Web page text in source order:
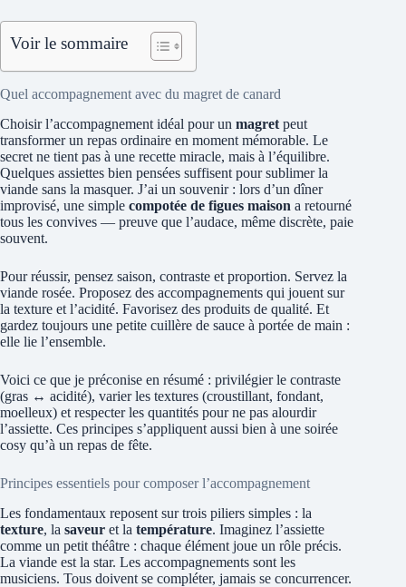
Voir le sommaire
Quel accompagnement avec du magret de canard
Choisir l’accompagnement idéal pour un magret peut
transformer un repas ordinaire en moment mémorable. Le
secret ne tient pas à une recette miracle, mais à l’équilibre.
Quelques assiettes bien pensées suffisent pour sublimer la
viande sans la masquer. J’ai un souvenir : lors d’un dîner
improvisé, une simple compotée de figues maison a retourné
tous les convives — preuve que l’audace, même discrète, paie
souvent.
Pour réussir, pensez saison, contraste et proportion. Servez la
viande rosée. Proposez des accompagnements qui jouent sur
la texture et l’acidité. Favorisez des produits de qualité. Et
gardez toujours une petite cuillère de sauce à portée de main :
elle lie l’ensemble.
Voici ce que je préconise en résumé : privilégier le contraste
(gras ↔ acidité), varier les textures (croustillant, fondant,
moelleux) et respecter les quantités pour ne pas alourdir
l’assiette. Ces principes s’appliquent aussi bien à une soirée
cosy qu’à un repas de fête.
Principes essentiels pour composer l’accompagnement
Les fondamentaux reposent sur trois piliers simples : la
texture, la saveur et la température. Imaginez l’assiette
comme un petit théâtre : chaque élément joue un rôle précis.
La viande est la star. Les accompagnements sont les
musiciens. Tous doivent se compléter, jamais se concurrencer.